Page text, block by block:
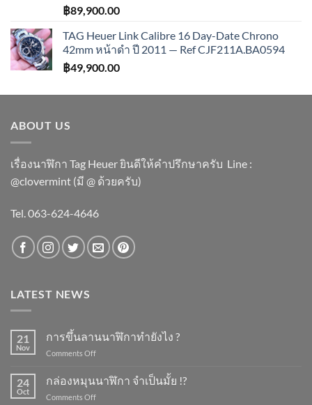
฿89,900.00
TAG Heuer Link Calibre 16 Day-Date Chrono
42mm หน้าดำ ปี 2011 — Ref CJF211A.BA0594
฿49,900.00
ABOUT US
เรื่องนาฬิกา Tag Heuer ยินดีให้คำปรึกษาครับ ​Line :
@clovermint (มี @ ด้วยครับ)
Tel. 063-624-4646
LATEST NEWS
21
Nov
การขึ้นลานนาฬิกาทำยังไง ?
Comments Offon
24
Oct
กล่องหมุนนาฬิกา จำเป็นมั้ย !?
Comments Offon